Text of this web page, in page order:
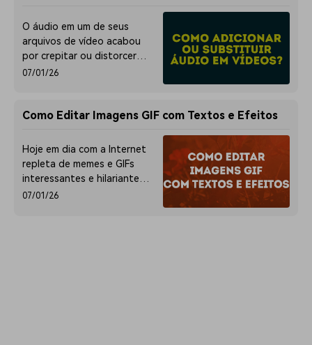
O áudio em um de seus
arquivos de vídeo acabou
por crepitar ou distorcer?
Quer adicionar uma nova
quebrado? Vamos ver como
agora!
07/01/26
Como Editar Imagens GIF com Textos e Efeitos
Hoje em dia com a Internet
repleta de memes e GIFs
interessantes e hilariantes,
você certamente irá querer
07/01/26